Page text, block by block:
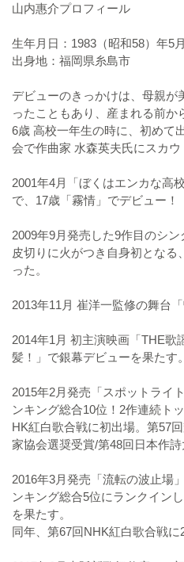
山内惠介プロフィール
生年月日：1983（昭和58）年5
出身地：福岡県糸島市
デビューのきっかけは、母親が
ったこともあり、産まれる前か
6歳 高校一年生の時に、初めて
会で作曲家 水森英夫氏にスカウ
2001年4月「ぼくはエンカな高
で、17歳「霧情」でデビュー！
2009年9月発売した9作目のシ
皮切りに火がつき自身初となる
った。
2013年11月 崔洋一監修の舞台
2014年1月 初主演映画「THE
髪！」で銀幕デビューを果たす。
2015年2月発売「スポットライ
ンキング総合10位！2作連続ト
HK紅白歌合戦に初出場。第57
家協会選奨受賞/第48回日本作詩
2016年3月発売「流転の波止場
ンキング総合5位にランクイン
を果たす。
同年、第67回NHK紅白歌合戦に